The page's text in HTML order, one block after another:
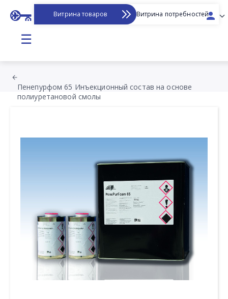
Витрина товаров Витрина потребностей
☰
Пенепурфом 65 Инъекционный состав на основе
полиуретановой смолы